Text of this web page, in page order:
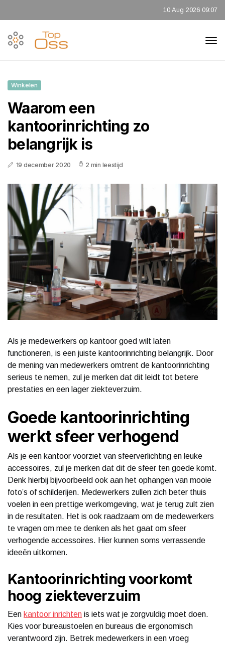
10 Aug 2026 09:07
Winkelen
Waarom een
kantoorinrichting zo
belangrijk is
19 december 2020 2 min leestijd
Als je medewerkers op kantoor goed wilt laten
functioneren, is een juiste kantoorinrichting belangrijk. Door
de mening van medewerkers omtrent de kantoorinrichting
serieus te nemen, zul je merken dat dit leidt tot betere
prestaties en een lager ziekteverzuim.
Goede kantoorinrichting
werkt sfeer verhogend
Als je een kantoor voorziet van sfeerverlichting en leuke
accessoires, zul je merken dat dit de sfeer ten goede komt.
Denk hierbij bijvoorbeeld ook aan het ophangen van mooie
foto’s of schilderijen. Medewerkers zullen zich beter thuis
voelen in een prettige werkomgeving, wat je terug zult zien
in de resultaten. Het is ook raadzaam om de medewerkers
te vragen om mee te denken als het gaat om sfeer
verhogende accessoires. Hier kunnen soms verrassende
ideeën uitkomen.
Kantoorinrichting voorkomt
hoog ziekteverzuim
Een kantoor inrichten is iets wat je zorgvuldig moet doen.
Kies voor bureaustoelen en bureaus die ergonomisch
verantwoord zijn. Betrek medewerkers in een vroeg